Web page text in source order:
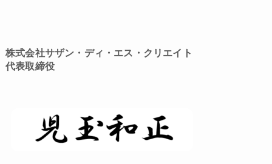
株式会社サザン・ディ・エス・クリエイト
代表取締役